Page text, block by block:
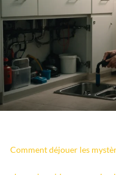
Comment déjouer les